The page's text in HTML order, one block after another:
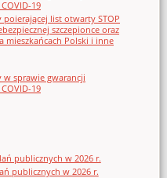
19
list otwarty STOP
szczepionce oraz
mieszkańcach Polski i inne
w sprawie gwarancji
19
publicznych w 2026 r.
publicznych w 2026 r.